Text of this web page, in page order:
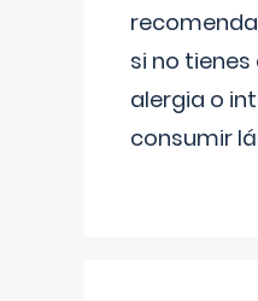
si no
alergia o
consumir